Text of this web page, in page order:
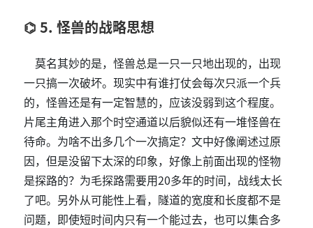
5. 怪兽的战略思想
莫名其妙的是，怪兽总是一只一只地出现的，出现
一只搞一次破坏。现实中有谁打仗会每次只派一个兵
的，怪兽还是有一定智慧的，应该没弱到这个程度。
片尾主角进入那个时空通道以后貌似还有一堆怪兽在
待命。为啥不出多几个一次搞定？文中好像阐述过原
因，但是没留下太深的印象，好像上前面出现的怪物
是探路的？为毛探路需要用20多年的时间，战线太长
了吧。另外从可能性上看，隧道的宽度和长度都不是
问题，即使短时间内只有一个能过去，也可以集合多